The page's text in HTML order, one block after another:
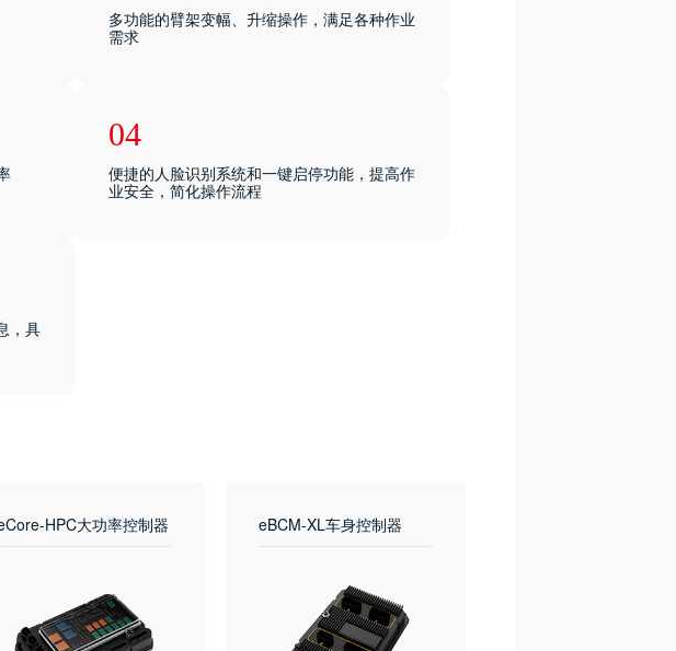
多功能的臂架变幅、升缩操作，满足各种作业
需求
04
便捷的人脸识别系统和一键启停功能，提高作
业安全，简化操作流程
，具
HPC大功率控制器 eBCM-XL车身控制器